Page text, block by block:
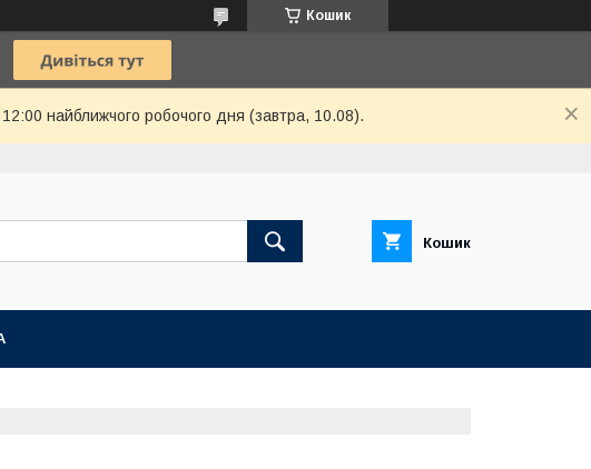
Кошик
найближчого робочого дня (завтра, 10.08).
Кошик